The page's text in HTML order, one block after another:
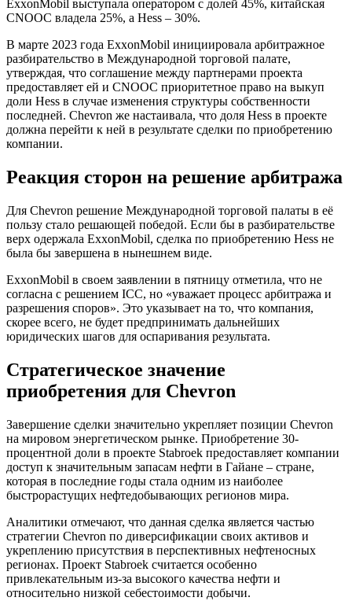
ExxonMobil выступала оператором с долей 45%, китайская
CNOOC владела 25%, а Hess – 30%.
В марте 2023 года ExxonMobil инициировала арбитражное
разбирательство в Международной торговой палате,
утверждая, что соглашение между партнерами проекта
предоставляет ей и CNOOC приоритетное право на выкуп
доли Hess в случае изменения структуры собственности
последней. Chevron же настаивала, что доля Hess в проекте
должна перейти к ней в результате сделки по приобретению
компании.
Реакция сторон на решение арбитража
Для Chevron решение Международной торговой палаты в её
пользу стало решающей победой. Если бы в разбирательстве
верх одержала ExxonMobil, сделка по приобретению Hess не
была бы завершена в нынешнем виде.
ExxonMobil в своем заявлении в пятницу отметила, что не
согласна с решением ICC, но «уважает процесс арбитража и
разрешения споров». Это указывает на то, что компания,
скорее всего, не будет предпринимать дальнейших
юридических шагов для оспаривания результата.
Стратегическое значение
приобретения для Chevron
Завершение сделки значительно укрепляет позиции Chevron
на мировом энергетическом рынке. Приобретение 30-
процентной доли в проекте Stabroek предоставляет компании
доступ к значительным запасам нефти в Гайане – стране,
которая в последние годы стала одним из наиболее
быстрорастущих нефтедобывающих регионов мира.
Аналитики отмечают, что данная сделка является частью
стратегии Chevron по диверсификации своих активов и
укреплению присутствия в перспективных нефтеносных
регионах. Проект Stabroek считается особенно
привлекательным из-за высокого качества нефти и
относительно низкой себестоимости добычи.